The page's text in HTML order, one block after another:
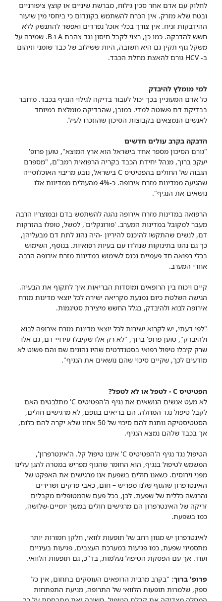
לחלוק עם אדם אחר סכין גילוח, מברשת שיניים או קוצץ ציפורניים
ובטח שלא מזרק. אין הכרח להשתמש בקונדום כי ביחסי מין שיעור
ההידבקות זניח. אין צורך בכלי אוכל נפרדים ואפשר להתנשק ללא
חשש להדבקה. כמו כן, רצוי לקבל חיסון נגד צהבת A ו B. שמירה על
משקל גוף תקין גם היא חשובה, היות ששילוב של כבד שומני וזיהום
ב- HCV גורם להאצת מחלת הכבד.
למי מומלץ להיבדק
כל אדם המעוניין בכך יכול לעבור בדיקה לגילוי הנגיף בכבד. מדובר
בבדיקת דם פשוטה למדי. כמובן, שהבדיקה מומלצת במיוחד
לאנשים הנמצאים בקבוצות הסיכון שהוזכרו לעיל.
הדבקה בקרב עולים חדשים
"גורם הסיכון מספר אחד בישראל הוא ארץ המוצא", טוען פרופ'
יעקב ברוך, מנהל יחידת​ הכבד בקריה הרפואית רמב"ם, "מספרם
הגבוה של החולים בהפטיטיס C בישראל, נובע מריבוי האוכלוסייה
שהגיעה ממדינות מזרח אירופה. כ-4% מהעולים ממדינות אלו
נושאים את הנגיף".
הרפואה במדינות מזרח אירופה נהגה להשתמש בדם ובמוצריו הרבה
מעבר למקובל במדינות המערב. 'פורונקלים', למשל, טופלו בהזרקות
דם, לנשים שהתקשו להיכנס להיריון -היה נהוג לתת דם מבעליהן,
כך גם נהגו בתינוקות שנולדו עם בעיות רפואיות. בנוסף, השימוש
בכלי רפואה חד פעמיים נכנס לשימוש במדינות מזרח אירופה הרבה
אחרי המערב.
קיים ויכוח בין הרופאים ומוסדות הבריאות איך לתקוף את הבעיה.
הגישה השלטת כיום נמנעת מקריאה ישירה לכל יוצאי מדינות מזרח
אירופה לבוא ולהיבדק, בגלל החשש מיצירת סטיגמות.
"לפי דעתי, יש לקרוא ישירות לכל יוצאי מדינות מזרח אירופה לבוא
ולהיבדק", טוען פרופ' ברוך, "לא רק אלו שקיבלו עירויי דם, גם אלו
שרק קיבלו טיפול רפואי בסטנדרטים שהיו נהוגים שם והם פשוט לא
מודעים לכך, שקיים סיכוי שהם נושאים את הנגיף".
הפטיטיס C - לטפל או לא לטפל?
לא מעט אנשים הנושאים את נגיף ה'הפטיטיס C' מתלבטים האם
לקבל טיפול נגד המחלה. הם בריאים בגופם, לא מרגישים חולים,
הסטטיסטיקה נותנת להם סיכוי של 50 אחוז שלא יקרה להם כלום,
אך בכבד שלהם נמצא הנגיף.
הטיפול נגד נגיף ה'הפטיטיס C' איננו טיפול קל. ה'אינטרפרון',
המשמש לטיפול בנגיף, הוא החומר שהגוף מפריש במטרה להגן עלינו
מפני וירוסים. כשאנו חולים בשפעת אנו מרגישים את האפקט של
האינטרפרון שהגוף שלנו מפריש – חום, כאבי פרקים ושרירים
והרגשה כללית של שפעת. לכן, בכל פעם שהמטופלים מקבלים
זריקה של האינטרפרון הם מרגישים חולים במשך יומיים-שלושה,
כמו בשפעת.
לאינטרפרון יש מגוון רחב של תופעות לוואי, חלקן חמורות יותר
מתסמיני שפעת, כמו פגיעות במערכת העצבים, פגיעות בעיניים
ועוד. אך עם הפסקת הטיפול נעלמות, בד"כ, גם תופעות הלוואי.
פרופ' ברוך: "בקרב מרבית הרופאים העוסקים בתחום, אין כל
ספק, שלמרות תופעות הלוואי של התרופה, מניעת התפתחות